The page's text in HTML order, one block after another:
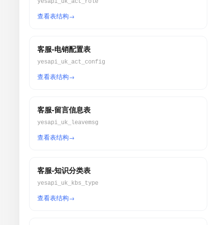
yesapi_uk_act_role
查看表结构
客服-电销配置表
yesapi_uk_act_config
查看表结构
客服-留言信息表
yesapi_uk_leavemsg
查看表结构
客服-知识分类表
yesapi_uk_kbs_type
查看表结构